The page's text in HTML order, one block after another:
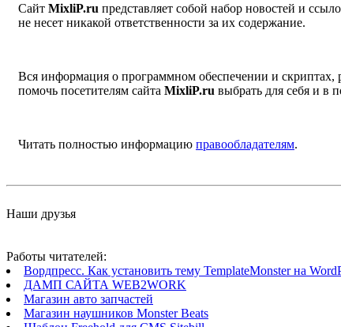
Сайт MixliP.ru представляет собой набор новостей и
не несет никакой ответственности за их содержание.
Вся информация о программном обеспечении и скриптах,
помочь посетителям сайта MixliP.ru выбрать для себя и в
Читать полностью информацию правообладателям.
Наши друзья
Работы читателей:
Вордпресс. Как установить тему TemplateMonster на
ДАМП САЙТА WEB2WORK
Магазин авто запчастей
Магазин наушников Monster Beats